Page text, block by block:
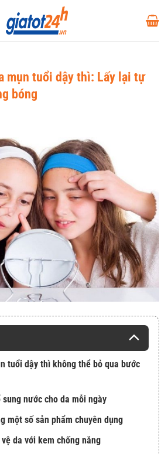
mụn tuổi dậy thì: Lấy lại tự
bóng
tuổi dậy thì không thể bỏ qua bước
nước cho da mỗi ngày
một số sản phẩm chuyên dụng
da với kem chống nắng